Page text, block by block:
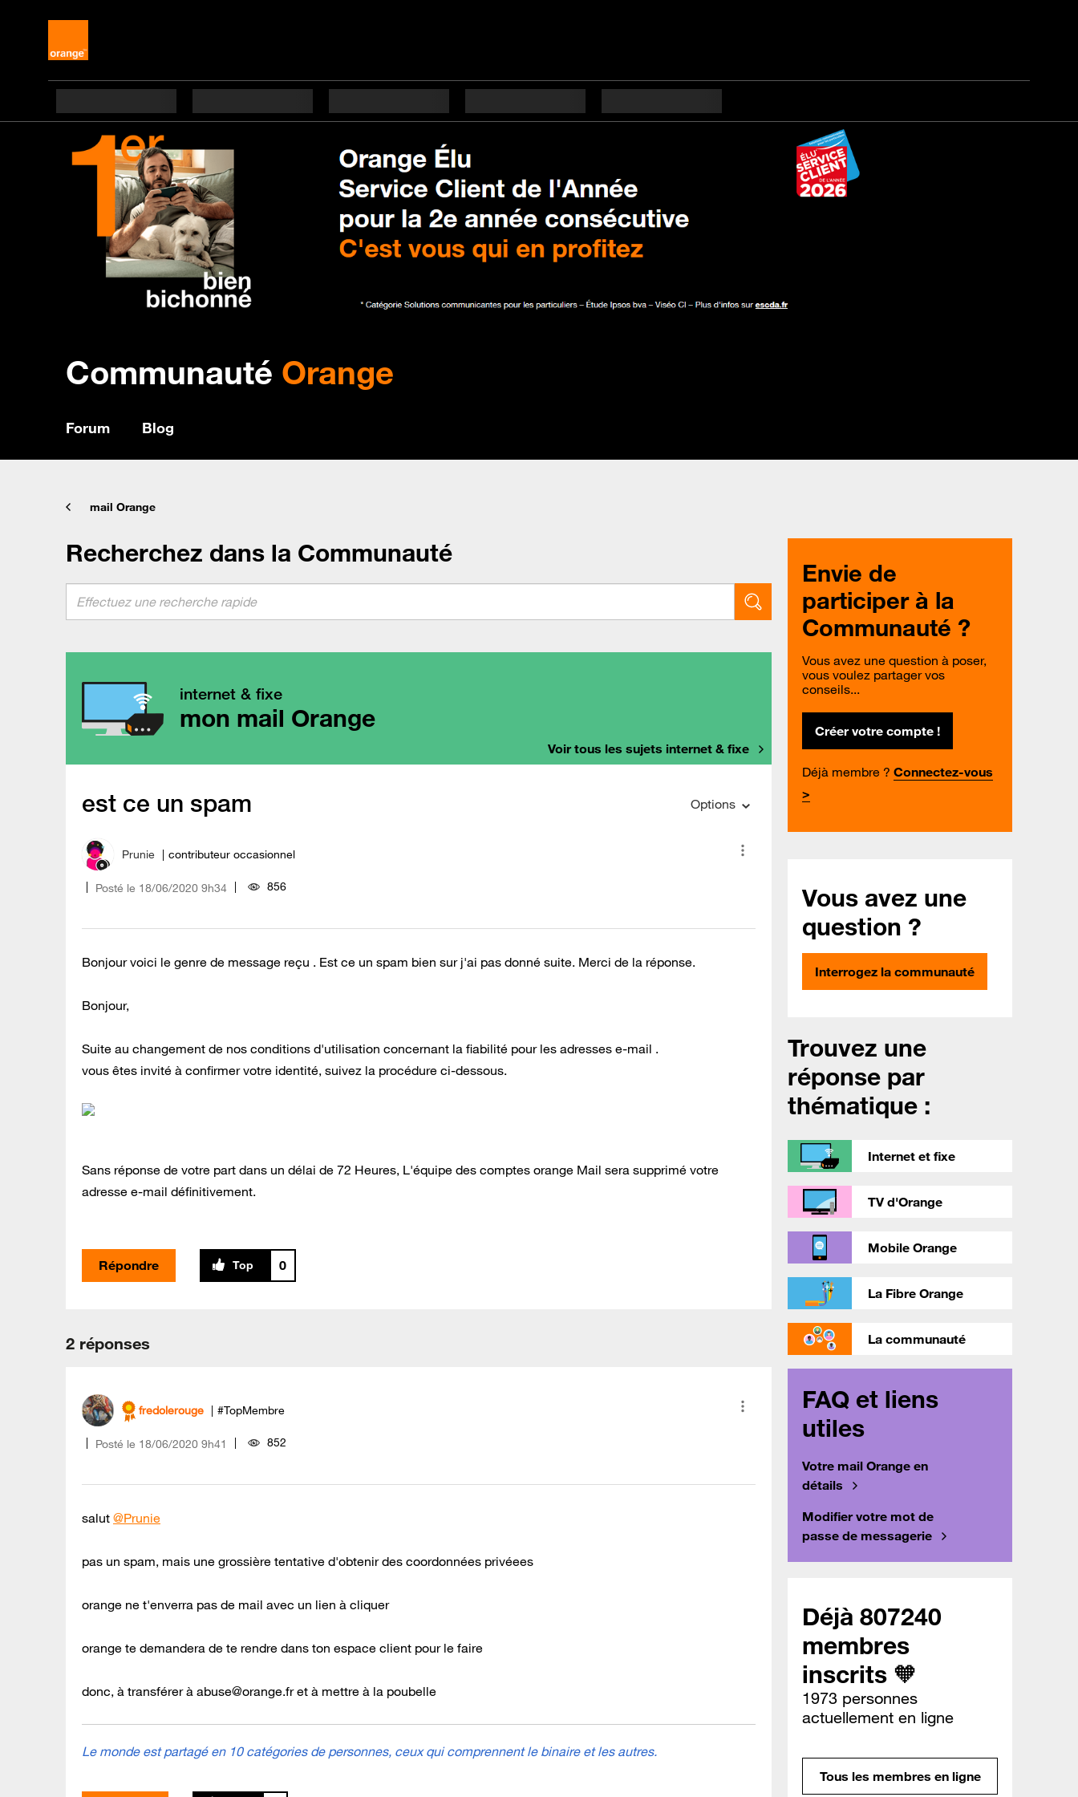
Communauté Orange
Forum Blog
mail Orange
Recherchez dans la Communauté
internet & fixe
mon mail Orange
Voir tous les sujets internet & fixe
est ce un spam Options
Prunie contributeur occasionnel
Posté le ‎18/06/2020 9h34 856
Bonjour voici le genre de message reçu . Est ce un spam bien sur j'ai pas donné suite. Merci de la réponse.
Bonjour,
Suite au changement de nos conditions d'utilisation concernant la fiabilité pour les adresses e-mail .
vous êtes invité à confirmer votre identité, suivez la procédure ci-dessous.
Sans réponse de votre part dans un délai de 72 Heures, L'équipe des comptes orange Mail sera supprimé votre
adresse e-mail définitivement.
Répondre 0
2 réponses
fredolerouge #TopMembre
Posté le ‎18/06/2020 9h41 852
salut @Prunie
pas un spam, mais une grossière tentative d'obtenir des coordonnées privéees
orange ne t'enverra pas de mail avec un lien à cliquer
orange te demandera de te rendre dans ton espace client pour le faire
donc, à transférer à abuse@orange.fret à mettre à la poubelle
Le monde est partagé en 10 catégories de personnes, ceux qui comprennent le binaire et les autres.
Envie de
participer à la
Communauté ?
Vous avez une question à poser,
vous voulez partager vos
conseils...
Créer votre compte !
Déjà membre ? Connectez-vous
>
Vous avez une
question ?
Interrogez la communauté
Trouvez une
réponse par
thématique :
Internet et fixe
TV d'Orange
Mobile Orange
La Fibre Orange
La communauté
FAQ et liens
utiles
Votre mail Orange en
détails
Modifier votre mot de
passe de messagerie
Déjà 807240
membres
inscrits 🧡
1973 personnes
actuellement en ligne
Tous les membres en ligne